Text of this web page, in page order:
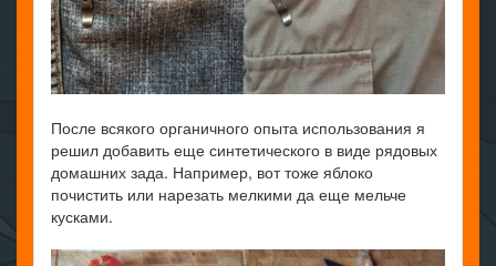
После всякого органичного опыта использования я
решил добавить еще синтетического в виде рядовых
домашних зада. Например, вот тоже яблоко
почистить или нарезать мелкими да еще мельче
кусками.